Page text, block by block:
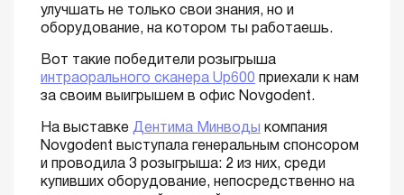
улучшать не только свои знания, но и
оборудование, на котором ты работаешь.
Вот такие победители розыгрыша
интраорального сканера Up600 приехали к нам
за своим выигрышем в офис Novgodent.
На выставке Дентима Минводы
компания
Novgodent выступала генеральным спонсором
и проводила 3 розыгрыша: 2 из них, среди
купивших оборудование, непосредственно на